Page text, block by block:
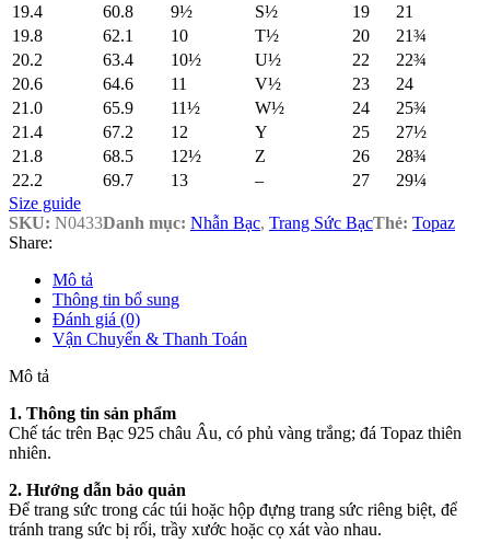
19.4
60.8 9½ S½ 19
21
19.8
62.1 10 T½ 20
21¾
20.2
63.4 10½ U½ 22
22¾
20.6
64.6 11 V½ 23
24
21.0
65.9 11½ W½ 24
25¾
21.4
67.2 12 Y 25
27½
21.8
68.5 12½ Z 26
28¾
22.2
69.7 13 – 27
29¼
Size guide
SKU: N0433Danh mục: Nhẫn Bạc, Trang Sức BạcThẻ: Topaz
Share:
Mô tả
Thông tin bổ sung
Đánh giá (0)
Vận Chuyển & Thanh Toán
Mô tả
1. Thông tin sản phẩm
Chế tác trên Bạc 925 châu Âu, có phủ vàng trắng; đá Topaz thiên
nhiên.
2. Hướng dẫn bảo quản
Để trang sức trong các túi hoặc hộp đựng trang sức riêng biệt, để
tránh trang sức bị rối, trầy xước hoặc cọ xát vào nhau.